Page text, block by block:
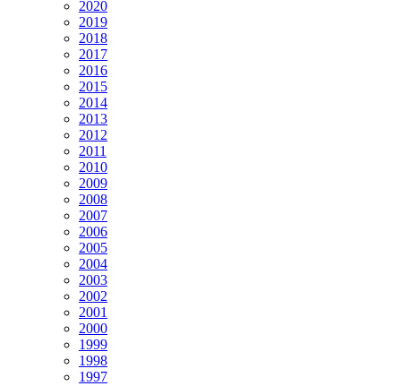
2020
2019
2018
2017
2016
2015
2014
2013
2012
2011
2010
2009
2008
2007
2006
2005
2004
2003
2002
2001
2000
1999
1998
1997